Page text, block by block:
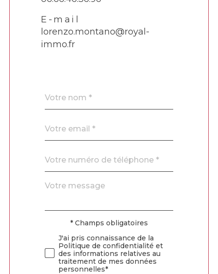
E-mail
lorenzo.montano@royal-
immo.fr
par
*
*
*
Fieldset
Message
*
Validation* Champs obligatoires
J'ai pris connaissance de la
Politique de confidentialité et
des informations relatives au
traitement de mes données
personnelles*